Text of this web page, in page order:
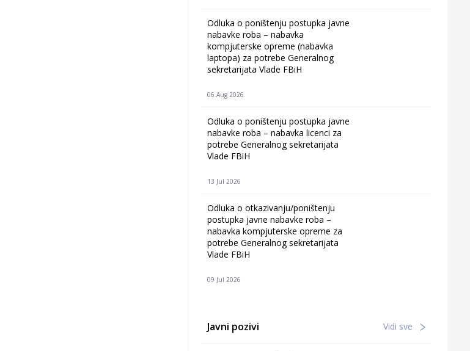
Odluka o poništenju postupka javne
nabavke roba – nabavka
kompjuterske opreme (nabavka
laptopa) za potrebe Generalnog
sekretarijata Vlade FBiH
06 Aug 2026
Odluka o poništenju postupka javne
nabavke roba – nabavka licenci za
potrebe Generalnog sekretarijata
Vlade FBiH
13 Jul 2026
Odluka o otkazivanju/poništenju
postupka javne nabavke roba –
nabavka kompjuterske opreme za
potrebe Generalnog sekretarijata
Vlade FBiH
09 Jul 2026
Javni pozivi Vidi sve